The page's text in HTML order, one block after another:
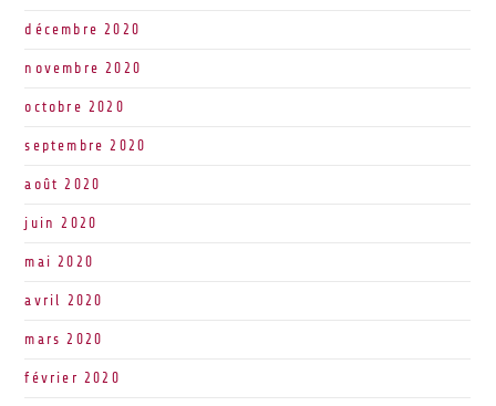
décembre 2020
novembre 2020
octobre 2020
septembre 2020
août 2020
juin 2020
mai 2020
avril 2020
mars 2020
février 2020